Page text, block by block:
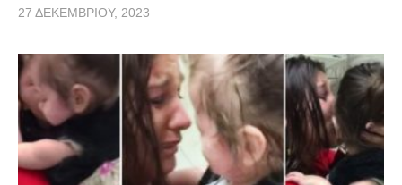
27 ΔΕΚΕΜΒΡΊΟΥ, 2023